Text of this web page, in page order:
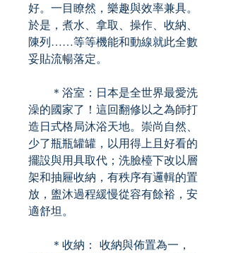
好。一目瞭然，樂趣與效率兼具。
於是，煮水、拿取、操作、收納、
陳列……等等機能和動線就此全數
妥貼流暢落定。
＊浴室：日本是全世界最愛洗
澡的國家了！這回翻修以之為師打
造日式格局沐浴天地。崇尚自然、
少了瓶瓶罐罐，以用得上且好看的
擺設與用具取代；洗臉檯下改以層
架和抽屜收納，有秩序有邏輯的置
放，盥沐過程緩慢從容有餘裕，安
適舒坦。
＊收納： 收納與佈置為一，